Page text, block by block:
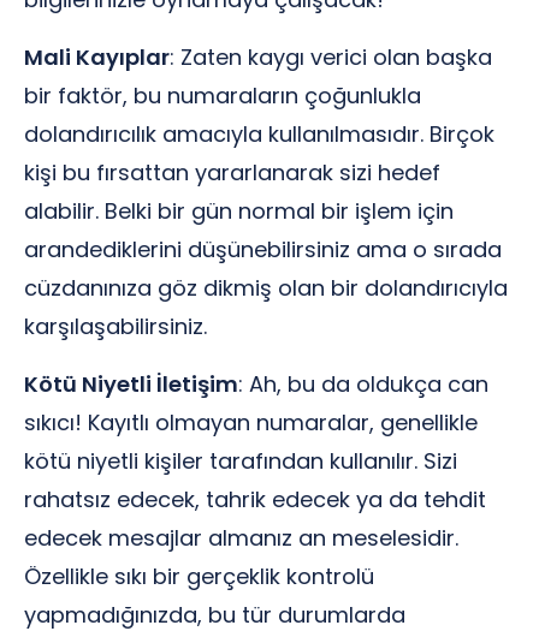
Mali Kayıplar: Zaten kaygı verici olan başka
bir faktör, bu numaraların çoğunlukla
dolandırıcılık amacıyla kullanılmasıdır. Birçok
kişi bu fırsattan yararlanarak sizi hedef
alabilir. Belki bir gün normal bir işlem için
arandediklerini düşünebilirsiniz ama o sırada
cüzdanınıza göz dikmiş olan bir dolandırıcıyla
karşılaşabilirsiniz.
Kötü Niyetli İletişim: Ah, bu da oldukça can
sıkıcı! Kayıtlı olmayan numaralar, genellikle
kötü niyetli kişiler tarafından kullanılır. Sizi
rahatsız edecek, tahrik edecek ya da tehdit
edecek mesajlar almanız an meselesidir.
Özellikle sıkı bir gerçeklik kontrolü
yapmadığınızda, bu tür durumlarda